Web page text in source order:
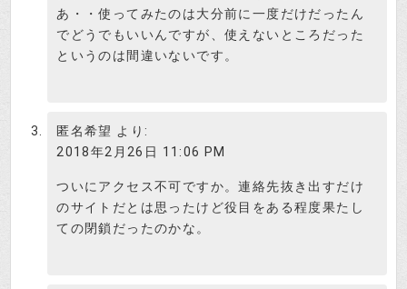
詐欺がメジャーなビジネスじゃ困る
でしょ！
投資はじめ
株式ジャーナルについてのクチコミ
本人確認のために電話番号を登録しても営業電話
あ・・使ってみたのは大分前に一度だけだったん
でどうでもいいんですが、使えないところだった
というのは間違いないです。
匿名希望 より:
2018年2月26日 11:06 PM
ついにアクセス不可ですか。連絡先抜き出すだけ
のサイトだとは思ったけど役目をある程度果たし
ての閉鎖だったのかな。